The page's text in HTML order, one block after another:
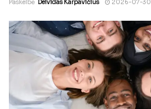
Paskelbė Deividas Karpavičius 2026-07-30